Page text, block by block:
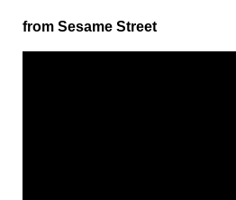
from Sesame Street